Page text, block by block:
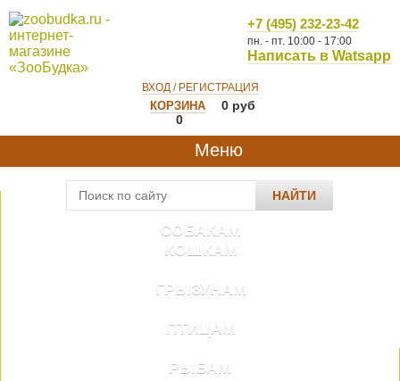
Меню
+7 (495) 232-23-42
пн. - пт. 10:00 - 17:00
Написать в Watsapp
НАЙТИ
ВХОД / РЕГИСТРАЦИЯ
КОРЗИНА
0
0 руб
СОБАКАМ
КОШКАМ
ГРЫЗУНАМ
ПТИЦАМ
РЫБАМ